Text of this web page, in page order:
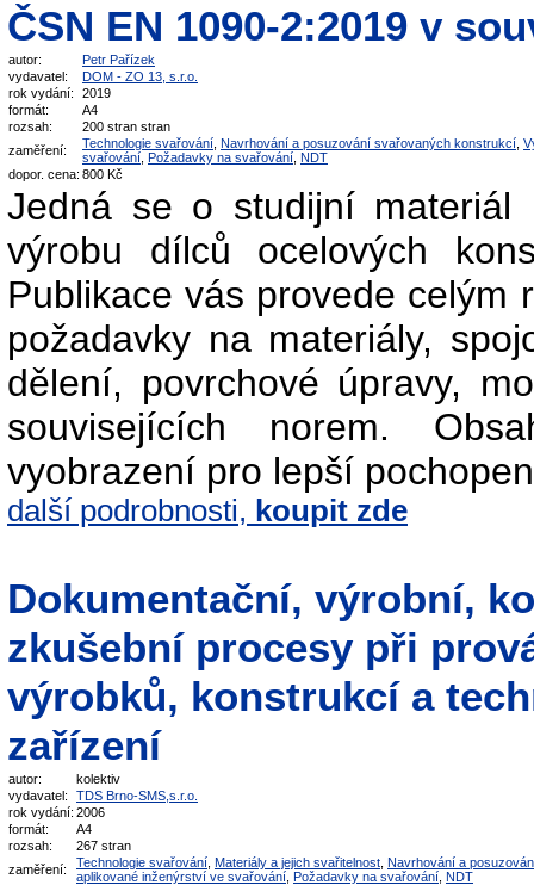
ČSN EN 1090-2:2019 v
autor:
Petr Pařízek
vydavatel:
DOM - ZO 13, s.r.o.
rok vydání:
2019
formát:
A4
rozsah:
200 stran stran
zaměření:
Technologie svařování Navrhování a posuzování svařovaných konstrukcí
svařování Požadavky na svařování NDT
dopor. cena: 800 Kč
Jedná se o studijní materiál
výrobu dílců ocelových
Publikace vás provede celým
požadavky na materiály,
dělení, povrchové úpravy,
souvisejících norem.
vyobrazení pro lepší
další podrobnosti, koupit zde
Dokumentační, výrobní,
zkušební procesy při
výrobků, konstrukcí a
zařízení
autor:
kolektiv
vydavatel:
TDS Brno-SMS,s.r.o.
rok vydání: 2006
formát:
A4
rozsah:
267 stran
zaměření:
Technologie svařování Materiály a jejich svařitelnost Navrhování a
aplikované inženýrství ve svařování Požadavky na svařování NDT